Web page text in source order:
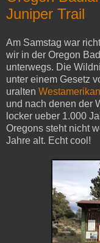
Juniper Trail
Am Samstag war
wir in der Oregon
unterwegs. Die
unter einem Gesetz
uralten
und nach denen der
locker ueber 1.000
Oregons steht nicht
Jahre alt. Echt cool!